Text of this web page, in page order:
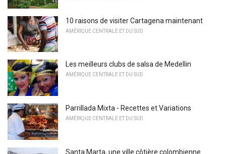
10 raisons de visiter Cartagena maintenant
AMÉRIQUE CENTRALE ET DU SUD
Les meilleurs clubs de salsa de Medellin
AMÉRIQUE CENTRALE ET DU SUD
Parrillada Mixta - Recettes et Variations
AMÉRIQUE CENTRALE ET DU SUD
Santa Marta, une ville côtière colombienne